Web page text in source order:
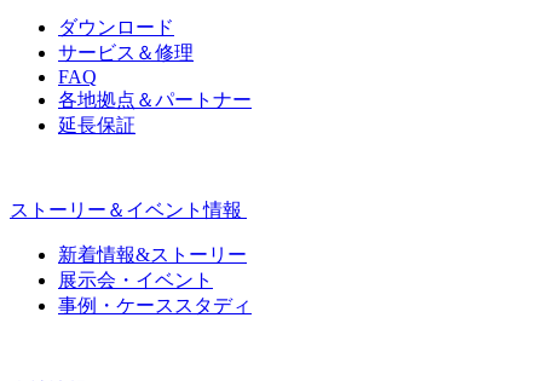
ダウンロード
サービス＆修理
FAQ
各地拠点＆パートナー
延長保証
ストーリー＆イベント情報
新着情報&ストーリー
展示会・イベント
事例・ケーススタディ